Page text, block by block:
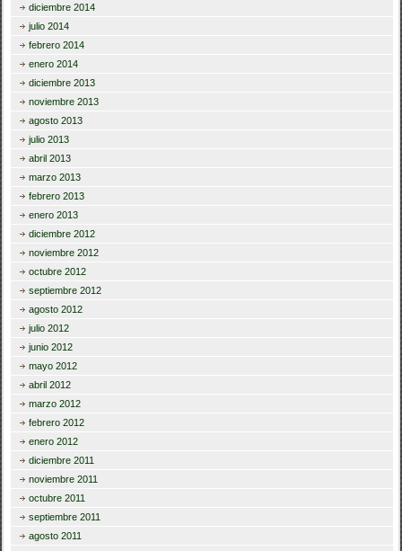
diciembre 2014
julio 2014
febrero 2014
enero 2014
diciembre 2013
noviembre 2013
agosto 2013
julio 2013
abril 2013
marzo 2013
febrero 2013
enero 2013
diciembre 2012
noviembre 2012
octubre 2012
septiembre 2012
agosto 2012
julio 2012
junio 2012
mayo 2012
abril 2012
marzo 2012
febrero 2012
enero 2012
diciembre 2011
noviembre 2011
octubre 2011
septiembre 2011
agosto 2011